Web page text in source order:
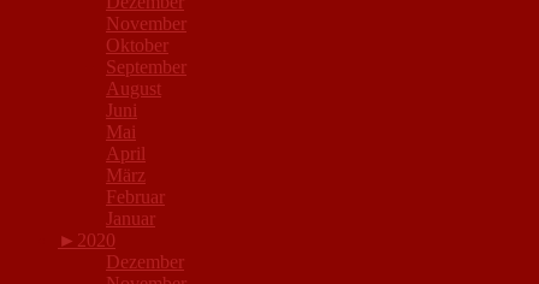
November
Oktober
September
August
Juni
Mai
April
März
Februar
Januar
► 2020
Dezember